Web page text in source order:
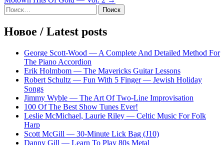
записям
Sidebar
Найти:
Новое / Latest posts
George Scott-Wood — A Complete And Detailed Method For
The Piano Accordion
Erik Holmbom — The Mavericks Guitar Lessons
Robert Schultz — Fun With 5 Finger — Jewish Holiday
Songs
Jimmy Wyble — The Art Of Two-Line Improvisation
100 Of The Best Show Tunes Ever!
Leslie McMichael, Laurie Riley — Celtic Music For Folk
Harp
Scott McGill — 30-Minute Lick Bag (J10)
Danny Gill — Learn To Play 80s Metal